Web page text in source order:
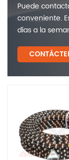
Puede
conveniente.
días a la